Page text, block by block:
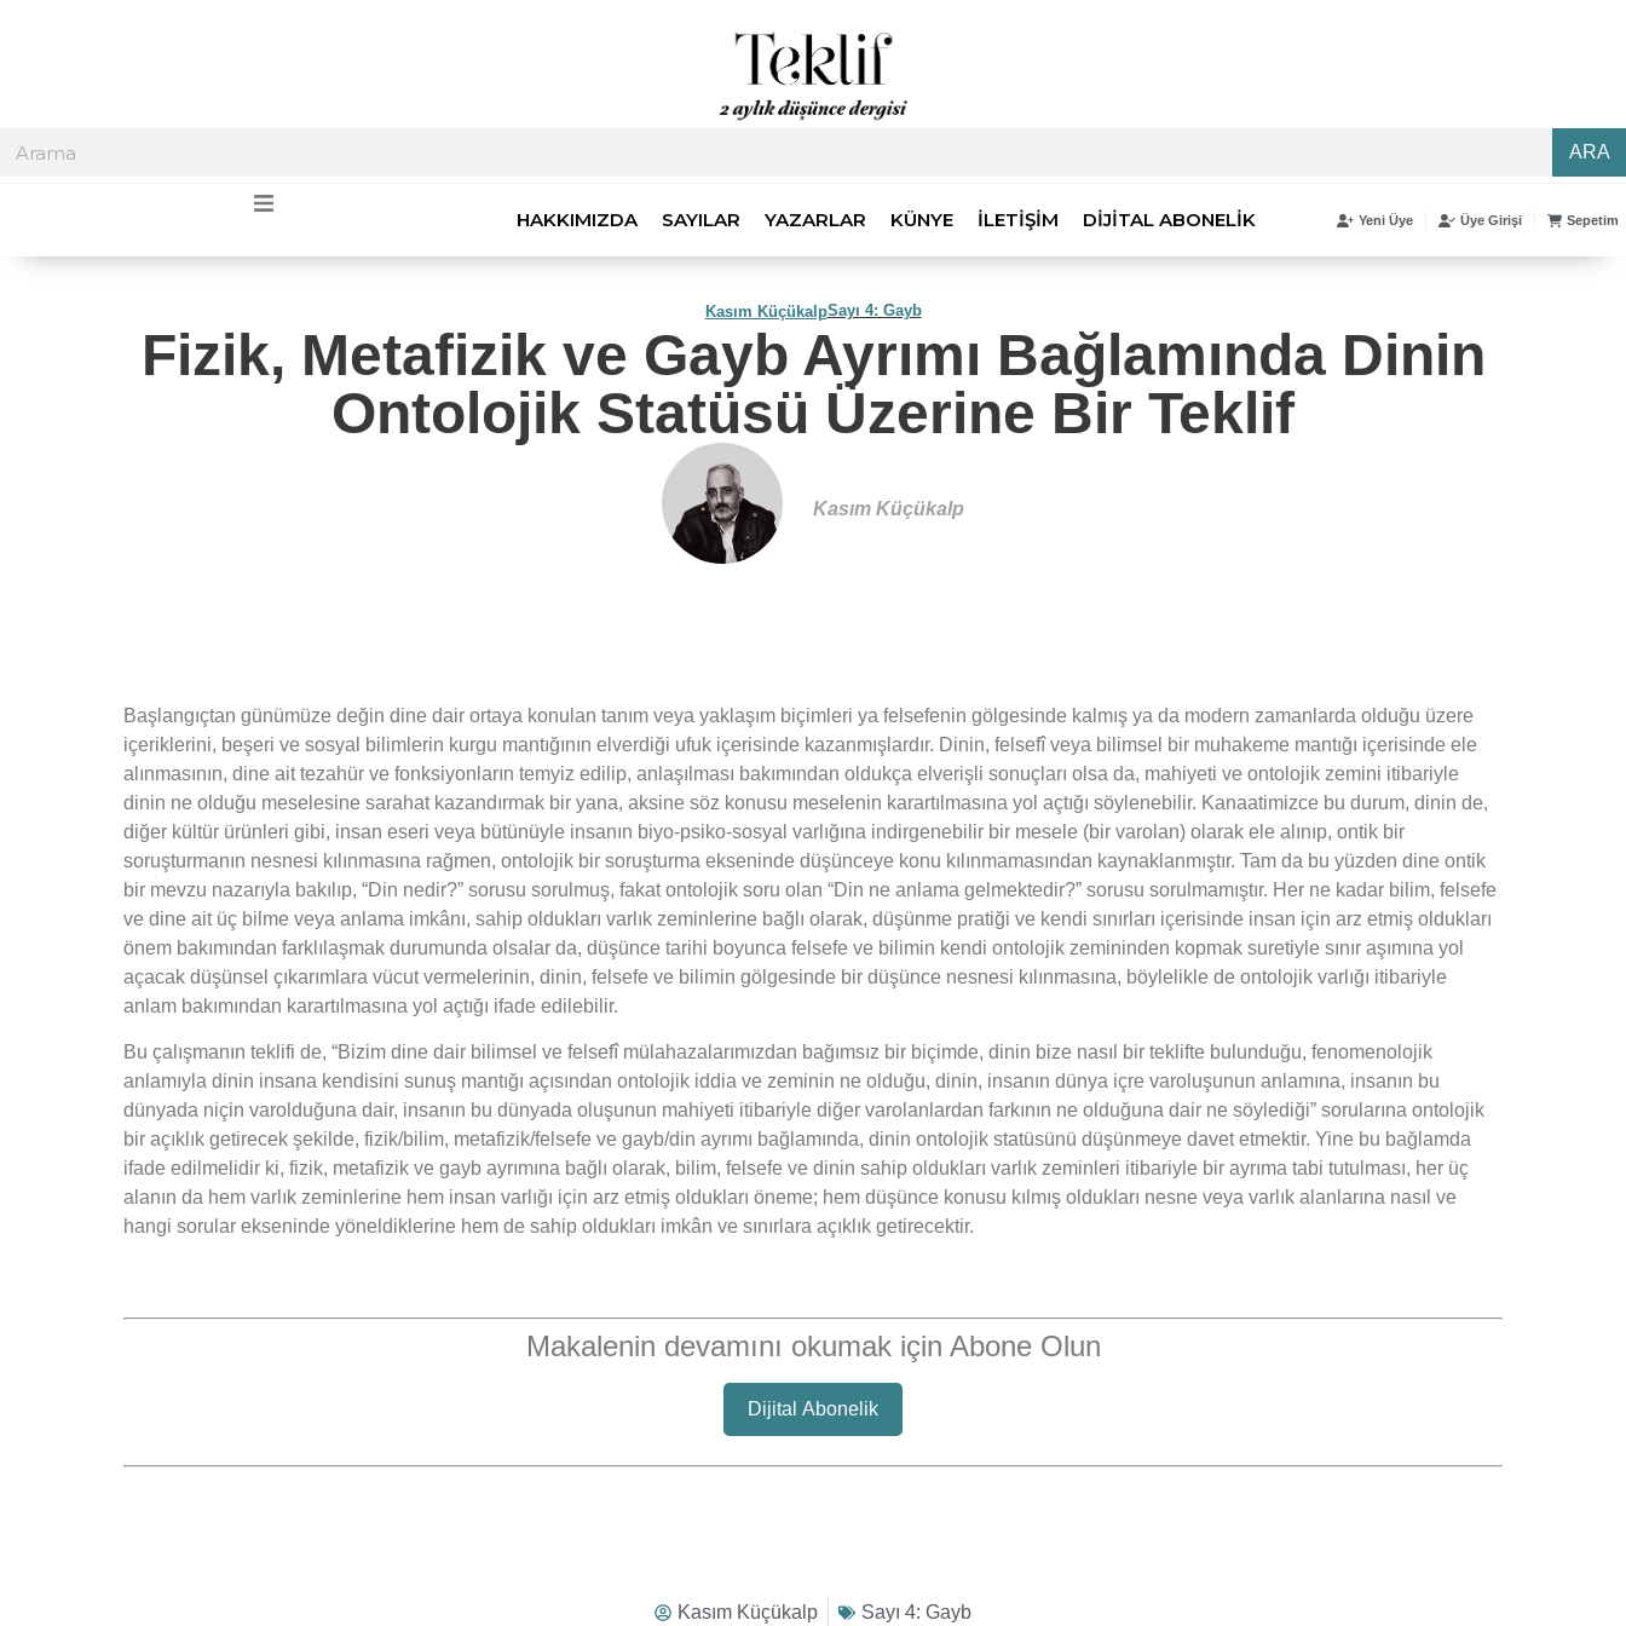
ARA
HAKKIMIZDA SAYILAR YAZARLAR KÜNYE İLETIŞIM DIJITAL ABONELIK Yeni Üye Üye Girişi Sepetim
Kasım KüçükalpSayı 4: Gayb
Fizik, Metafizik ve Gayb Ayrımı Bağlamında Dinin
Ontolojik Statüsü Üzerine Bir Teklif
Kasım Küçükalp
Başlangıçtan günümüze değin dine dair ortaya konulan tanım veya yaklaşım biçimleri ya felsefenin gölgesinde kalmış ya da modern zamanlarda olduğu üzere
içeriklerini, beşeri ve sosyal bilimlerin kurgu mantığının elverdiği ufuk içerisinde kazanmışlardır. Dinin, felsefî veya bilimsel bir muhakeme mantığı içerisinde ele
alınmasının, dine ait tezahür ve fonksiyonların temyiz edilip, anlaşılması bakımından oldukça elverişli sonuçları olsa da, mahiyeti ve ontolojik zemini itibariyle
dinin ne olduğu meselesine sarahat kazandırmak bir yana, aksine söz konusu meselenin karartılmasına yol açtığı söylenebilir. Kanaatimizce bu durum, dinin de,
diğer kültür ürünleri gibi, insan eseri veya bütünüyle insanın biyo-psiko-sosyal varlığına indirgenebilir bir mesele (bir varolan) olarak ele alınıp, ontik bir
soruşturmanın nesnesi kılınmasına rağmen, ontolojik bir soruşturma ekseninde düşünceye konu kılınmamasından kaynaklanmıştır. Tam da bu yüzden dine ontik
bir mevzu nazarıyla bakılıp, “Din nedir?” sorusu sorulmuş, fakat ontolojik soru olan “Din ne anlama gelmektedir?” sorusu sorulmamıştır. Her ne kadar bilim, felsefe
ve dine ait üç bilme veya anlama imkânı, sahip oldukları varlık zeminlerine bağlı olarak, düşünme pratiği ve kendi sınırları içerisinde insan için arz etmiş oldukları
önem bakımından farklılaşmak durumunda olsalar da, düşünce tarihi boyunca felsefe ve bilimin kendi ontolojik zemininden kopmak suretiyle sınır aşımına yol
açacak düşünsel çıkarımlara vücut vermelerinin, dinin, felsefe ve bilimin gölgesinde bir düşünce nesnesi kılınmasına, böylelikle de ontolojik varlığı itibariyle
anlam bakımından karartılmasına yol açtığı ifade edilebilir.
Bu çalışmanın teklifi de, “Bizim dine dair bilimsel ve felsefî mülahazalarımızdan bağımsız bir biçimde, dinin bize nasıl bir teklifte bulunduğu, fenomenolojik
anlamıyla dinin insana kendisini sunuş mantığı açısından ontolojik iddia ve zeminin ne olduğu, dinin, insanın dünya içre varoluşunun anlamına, insanın bu
dünyada niçin varolduğuna dair, insanın bu dünyada oluşunun mahiyeti itibariyle diğer varolanlardan farkının ne olduğuna dair ne söylediği” sorularına ontolojik
bir açıklık getirecek şekilde, fizik/bilim, metafizik/felsefe ve gayb/din ayrımı bağlamında, dinin ontolojik statüsünü düşünmeye davet etmektir. Yine bu bağlamda
ifade edilmelidir ki, fizik, metafizik ve gayb ayrımına bağlı olarak, bilim, felsefe ve dinin sahip oldukları varlık zeminleri itibariyle bir ayrıma tabi tutulması, her üç
alanın da hem varlık zeminlerine hem insan varlığı için arz etmiş oldukları öneme; hem düşünce konusu kılmış oldukları nesne veya varlık alanlarına nasıl ve
hangi sorular ekseninde yöneldiklerine hem de sahip oldukları imkân ve sınırlara açıklık getirecektir.
Makalenin devamını okumak için Abone Olun
Dijital Abonelik
Kasım Küçükalp Sayı 4: Gayb